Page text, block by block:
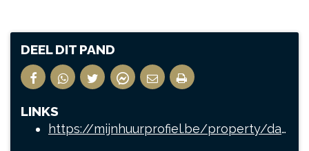
DEEL DIT PAND
LINKS
https://mijnhuurprofiel.be/property/da056a37-2235-4921-ba58-c1d009e34486